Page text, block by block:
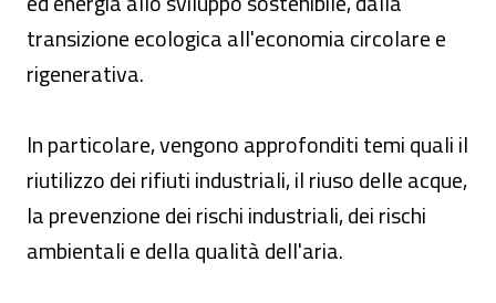
transizione ecologica all'economia circolare e
rigenerativa.
In particolare, vengono approfonditi temi quali il
riutilizzo dei rifiuti industriali, il riuso delle acque,
la prevenzione dei rischi industriali, dei rischi
ambientali e della qualità dell'aria.